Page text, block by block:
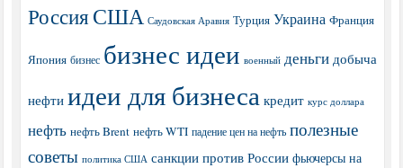
РоссияСША Саудовская Аравия Турция Украина Франция
Япония бизнес бизнес идеи военный деньги добыча
нефти идеи для бизнеса кредит курс доллара
нефть нефть Brent нефть WTI падение цен на нефть полезные
советы политика США санкции против России фьючерсы на